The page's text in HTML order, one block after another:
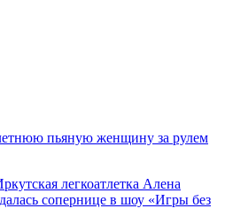
пьяную женщину за рулем
легкоатлетка Алена
сопернице в шоу «Игры без